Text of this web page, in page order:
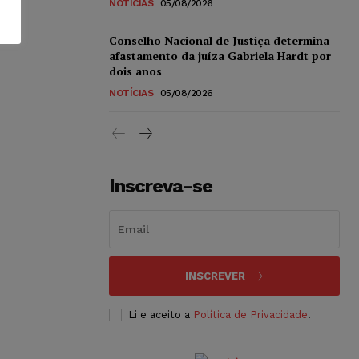
NOTÍCIAS 05/08/2026
Conselho Nacional de Justiça determina
afastamento da juíza Gabriela Hardt por
dois anos
NOTÍCIAS 05/08/2026
Inscreva-se
INSCREVER
Li e aceito a Política de Privacidade.